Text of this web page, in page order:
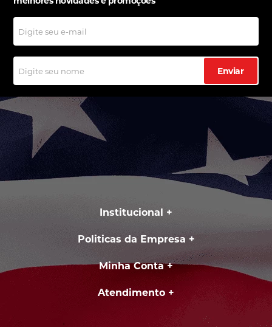
Enviar
Institucional
Politicas da Empresa
Minha Conta
Atendimento